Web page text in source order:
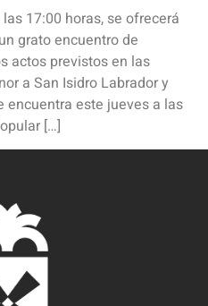
17:00 horas, se ofrecerá
grato encuentro de
actos previstos en las
a San Isidro Labrador y
encuentra este jueves a las
[…]